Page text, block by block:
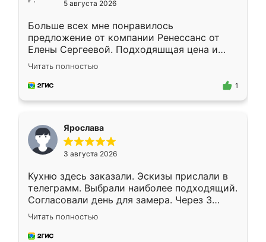
5 августа 2026
Больше всех мне понравилось
предложение от компании Ренессанс от
Елены Сергеевой. Подходяшщая цена и
короткие сроки изготовления. Приехавший
для замера сотрудник Владислав
предложил по моему эскизу самый
Читать полностью
1
Ярослава
3 августа 2026
Кухню здесь заказали. Эскизы прислали в
телеграмм. Выбрали наиболее подходящий.
Согласовали день для замера. Через 3
недели кухня была уже готова. Остались
довольны работой. Спасибо Ренессанс
мебель за качественную работу!
Читать полностью